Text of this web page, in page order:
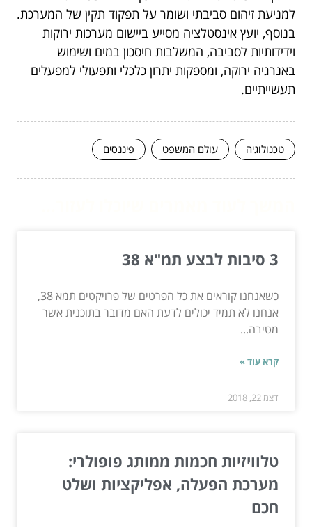
למניעת זיהום סביבתי ושומר על תפקוד תקין של המערכת.
בנוסף, יועץ אינסטלציה מסייע ביישום מערכות ירוקות
וידידותיות לסביבה, המשלבות חיסכון במים ושימוש
באנרגיה ירוקה, ומספקות יתרון כלכלי ותפעולי למפעלים
תעשייתיים.
טכנולוגיה עולם המשפט פיננסים
3 סיבות לבצע תמ"א 38
כשאנחנו קוראים את כל הפרטים של פרויקטים תמא 38,
אנחנו לא תמיד יכולים לדעת האם מדובר בתוכנית אשר
מטיבה...
קרא עוד »
דצמ 22, 2018
טלוויזיות חכמות ממותג פופולרי:
מערכת הפעלה, אפליקציות ושלט
חכם